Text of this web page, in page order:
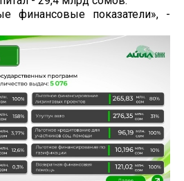
финансовые показатели», -